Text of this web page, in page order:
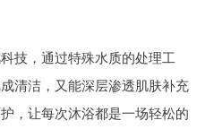
，通过特殊水质的处理工
清洁，又能深层渗透肌肤补充
，让每次沐浴都是一场轻松的